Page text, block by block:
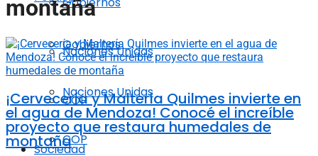
Naciones Unidas
COP
Sociedad
Gobiernos
Naciones Unidas
COP
montaña
¡Cervecería y Maltería Quilmes invierte en
el agua de Mendoza! Conocé el increíble
proyecto que restaura humedales de
montaña